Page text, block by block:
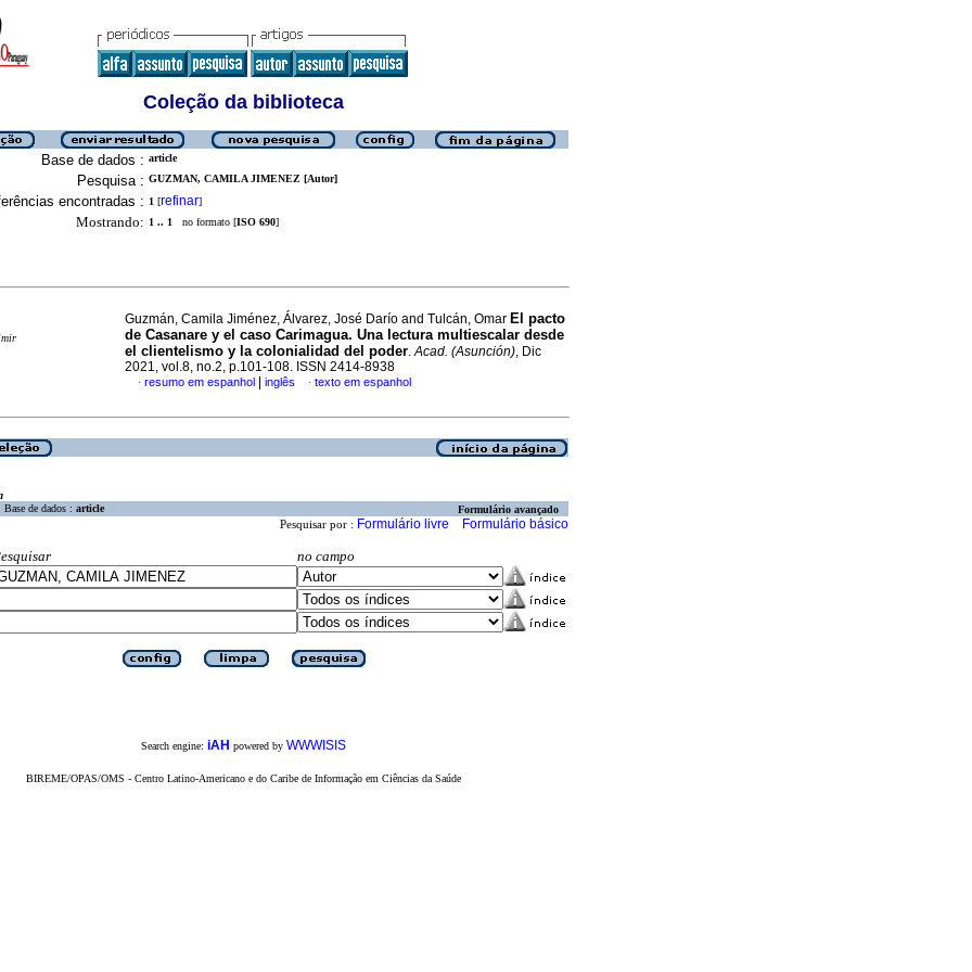
Coleção da biblioteca
Base de dados : article
Pesquisa : GUZMAN, CAMILA JIMENEZ [Autor]
encontradas : 1 [refinar]
Mostrando: 1 .. 1 no formato [ISO 690]
Guzmán, Camila Jiménez, Álvarez, José Darío and Tulcán, Omar El pacto
de Casanare y el caso Carimagua. Una lectura multiescalar desde
el clientelismo y la colonialidad del poder.Acad. (Asunción), Dic
2021, vol.8, no.2, p.101-108. ISSN 2414-8938
· resumo em espanhol inglês · texto em espanhol
Base de dados : article Formulário avançado
Pesquisar por : Formulário livre Formulário básico
no campo
Search engine: iAH powered by WWWISIS
BIREME/OPAS/OMS - Centro Latino-Americano e do Caribe de Informação em Ciências da Saúde